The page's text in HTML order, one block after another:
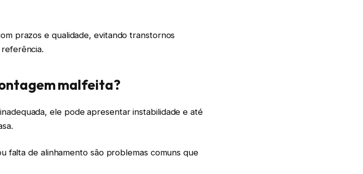
prazos e qualidade, evitando transtornos
malfeita?
ele pode apresentar instabilidade e até
falta de alinhamento são problemas comuns que